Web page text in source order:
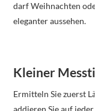
darf Weihnachten
eleganter aussehen.
Kleiner
Ermitteln Sie zuerst
addieren Sie auf